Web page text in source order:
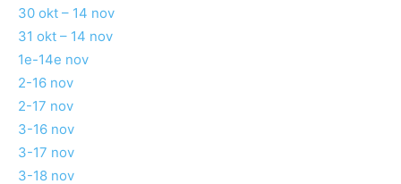
30 okt – 14 nov
31 okt – 14 nov
1e-14e nov
2-16 nov
2-17 nov
3-16 nov
3-17 nov
3-18 nov